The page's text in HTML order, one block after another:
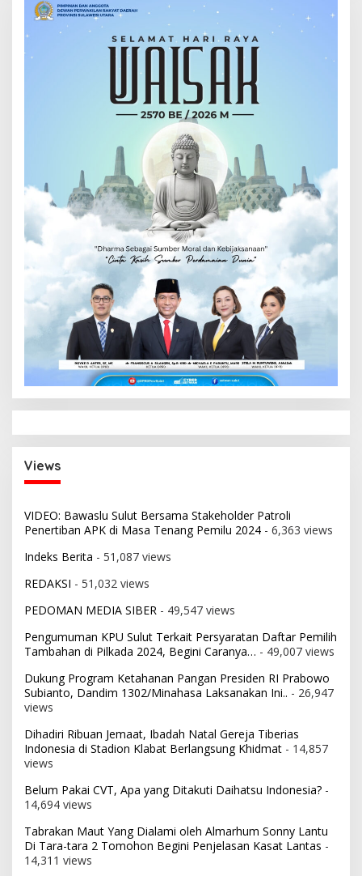
Views
VIDEO: Bawaslu Sulut Bersama Stakeholder Patroli
Penertiban APK di Masa Tenang Pemilu 2024 - 6,363 views
Indeks Berita - 51,087 views
REDAKSI - 51,032 views
PEDOMAN MEDIA SIBER - 49,547 views
Pengumuman KPU Sulut Terkait Persyaratan Daftar Pemilih
Tambahan di Pilkada 2024, Begini Caranya… - 49,007 views
Dukung Program Ketahanan Pangan Presiden RI Prabowo
Subianto, Dandim 1302/Minahasa Laksanakan Ini.. - 26,947
views
Dihadiri Ribuan Jemaat, Ibadah Natal Gereja Tiberias
Indonesia di Stadion Klabat Berlangsung Khidmat - 14,857
views
Belum Pakai CVT, Apa yang Ditakuti Daihatsu Indonesia? -
14,694 views
Tabrakan Maut Yang Dialami oleh Almarhum Sonny Lantu
Di Tara-tara 2 Tomohon Begini Penjelasan Kasat Lantas -
14,311 views